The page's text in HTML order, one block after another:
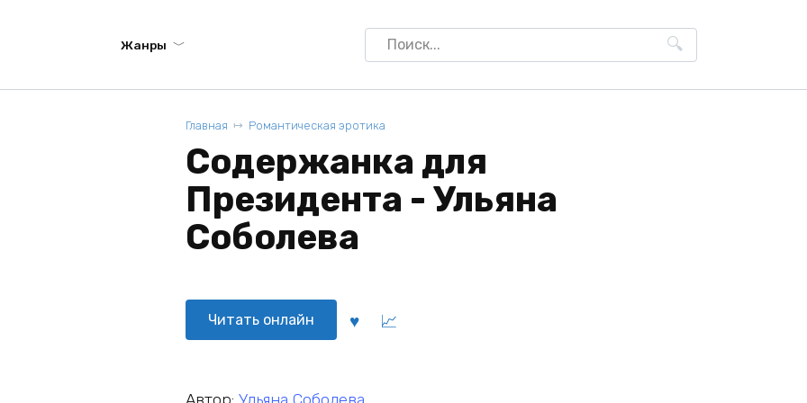
Жанры
Search
for:
Главная Романтическая эротика
Содержанка для
Президента - Ульяна
Соболева
Читать онлайн
Автор: Ульяна Соболева